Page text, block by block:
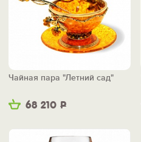
68 210 Р
Чайная пара "Летний сад"